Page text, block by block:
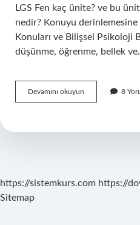
LGS Fen kaç ünite? ve bu
nedir? Konuyu derinlemesine
Konuları ve Bilişsel Psikoloji
düşünme, öğrenme, bellek
Devamını okuyun
Fen
?
8
https://sistemkurs.com https://
Sitemap